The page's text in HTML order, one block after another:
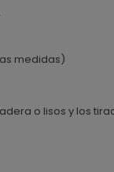
medidas)
o lisos y los